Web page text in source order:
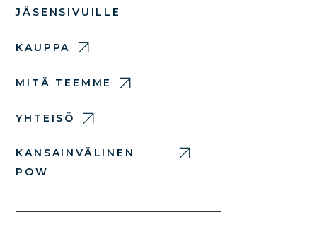
JÄSENSIVUILLE
KAUPPA
MITÄ TEEMME
YHTEISÖ
KANSAINVÄLINEN
POW